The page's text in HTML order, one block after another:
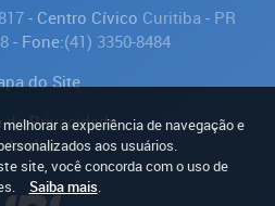
- Centro Cívico Curitiba - PR
- Fone:(41) 3350-8484
do Site
de Privacidade
Avaliar
a experiência de navegação e
aos usuários.
site, você concorda com o uso de
Saiba mais.